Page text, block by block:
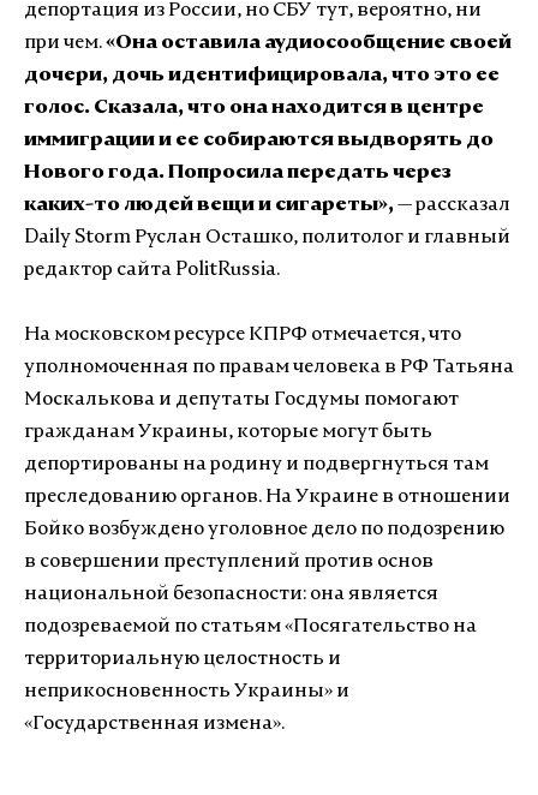
депортация из России, но СБУ тут, вероятно, ни
при чем.«Она оставила аудиосообщение своей
дочери, дочь идентифицировала, что это ее
голос. Сказала, что она находится в центре
иммиграции и ее собираются выдворять до
Нового года. Попросила передать через
каких-то людей вещи и сигареты», — рассказал
Daily Storm Руслан Осташко, политолог и главный
редактор сайта PolitRussia.
На московском ресурсе КПРФ отмечается, что
уполномоченная по правам человека в РФ Татьяна
Москалькова и депутаты Госдумы помогают
гражданам Украины, которые могут быть
депортированы на родину и подвергнуться там
преследованию органов. На Украине в отношении
Бойко возбуждено уголовное дело по подозрению
в совершении преступлений против основ
национальной безопасности: она является
подозреваемой по статьям «Посягательство на
территориальную целостность и
неприкосновенность Украины» и
«Государственная измена».